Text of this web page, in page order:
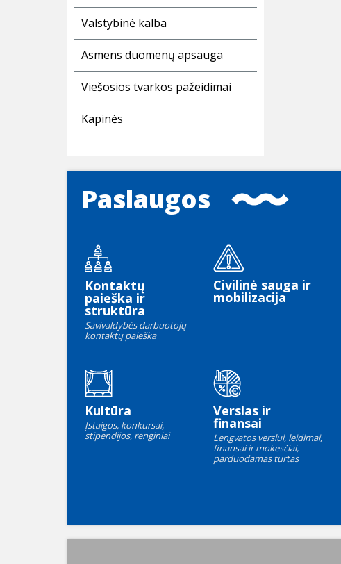
Valstybinė kalba
Asmens duomenų apsauga
Viešosios tvarkos pažeidimai
Kapinės
Paslaugos
Kontaktų
paieška ir
struktūra
Savivaldybės darbuotojų
kontaktų paieška
Civilinė sauga ir
mobilizacija
Kultūra
Įstaigos, konkursai,
stipendijos, renginiai
Verslas ir
finansai
Lengvatos verslui, leidimai,
finansai ir mokesčiai,
parduodamas turtas